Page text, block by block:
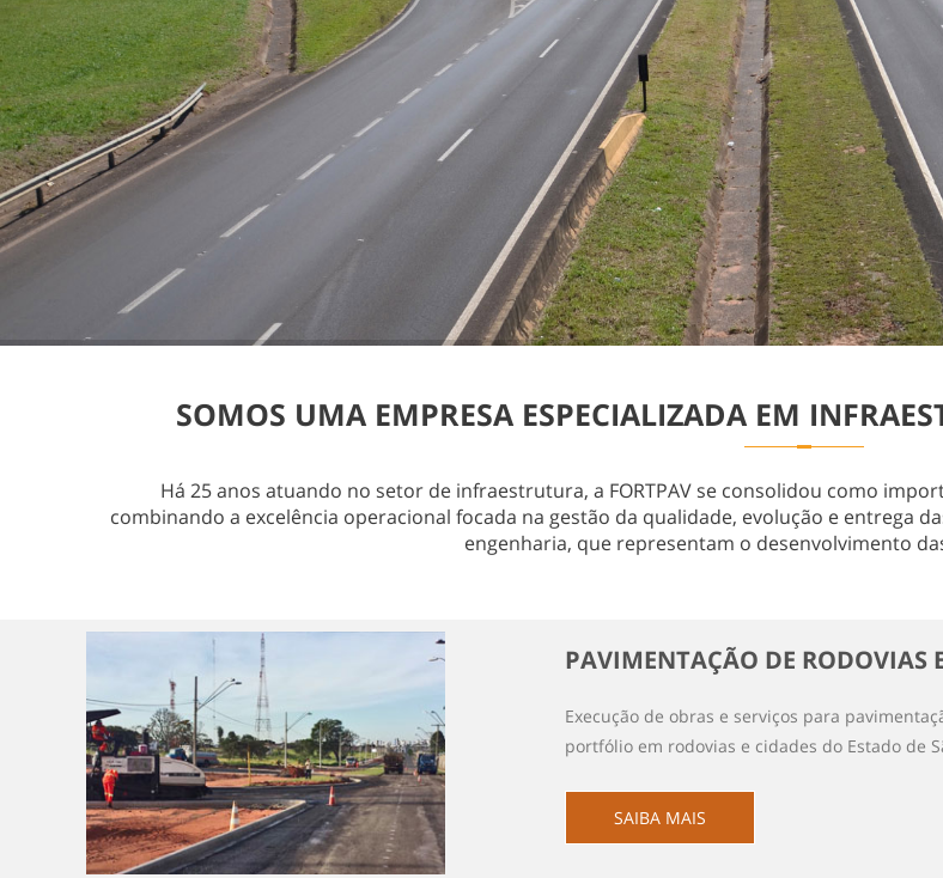
SOMOS UMA EMPRESA ESPECIALIZADA EM
Há 25 anos atuando no setor de infraestrutura, a FORTPAV se consolidou como
combinando a excelência operacional focada na gestão da qualidade, evolução e entrega
engenharia, que representam o desenvolvimento
PAVIMENTAÇÃO DE RODOVIAS
Execução de obras e serviços para
portfólio em rodovias e cidades do Estado de
SAIBA MAIS